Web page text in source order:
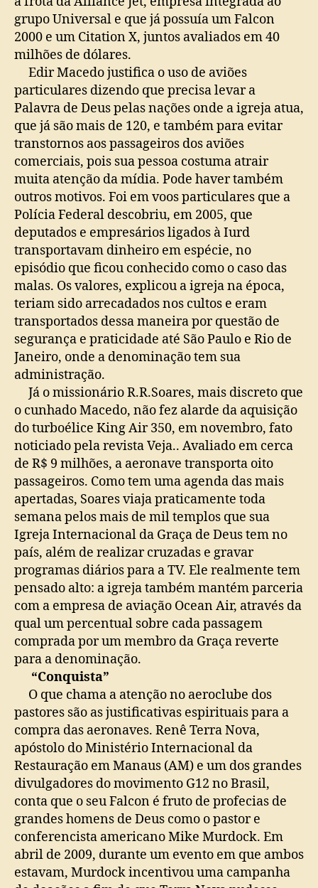
grupo Universal e que já possuía um Falcon
2000 e um Citation X, juntos avaliados em 40
milhões de dólares.
Edir Macedo justifica o uso de aviões
particulares dizendo que precisa levar a
Palavra de Deus pelas nações onde a igreja atua,
que já são mais de 120, e também para evitar
transtornos aos passageiros dos aviões
comerciais, pois sua pessoa costuma atrair
muita atenção da mídia. Pode haver também
outros motivos. Foi em voos particulares que a
Polícia Federal descobriu, em 2005, que
deputados e empresários ligados à Iurd
transportavam dinheiro em espécie, no
episódio que ficou conhecido como o caso das
malas. Os valores, explicou a igreja na época,
teriam sido arrecadados nos cultos e eram
transportados dessa maneira por questão de
segurança e praticidade até São Paulo e Rio de
Janeiro, onde a denominação tem sua
administração.
Já o missionário R.R.Soares, mais discreto que
o cunhado Macedo, não fez alarde da aquisição
do turboélice King Air 350, em novembro, fato
noticiado pela revista Veja.. Avaliado em cerca
de R$ 9 milhões, a aeronave transporta oito
passageiros. Como tem uma agenda das mais
apertadas, Soares viaja praticamente toda
semana pelos mais de mil templos que sua
Igreja Internacional da Graça de Deus tem no
país, além de realizar cruzadas e gravar
programas diários para a TV. Ele realmente tem
pensado alto: a igreja também mantém parceria
com a empresa de aviação Ocean Air, através da
qual um percentual sobre cada passagem
comprada por um membro da Graça reverte
para a denominação.
“Conquista”
O que chama a atenção no aeroclube dos
pastores são as justificativas espirituais para a
compra das aeronaves. Renê Terra Nova,
apóstolo do Ministério Internacional da
Restauração em Manaus (AM) e um dos grandes
divulgadores do movimento G12 no Brasil,
conta que o seu Falcon é fruto de profecias de
grandes homens de Deus como o pastor e
conferencista americano Mike Murdock. Em
abril de 2009, durante um evento em que ambos
estavam, Murdock incentivou uma campanha